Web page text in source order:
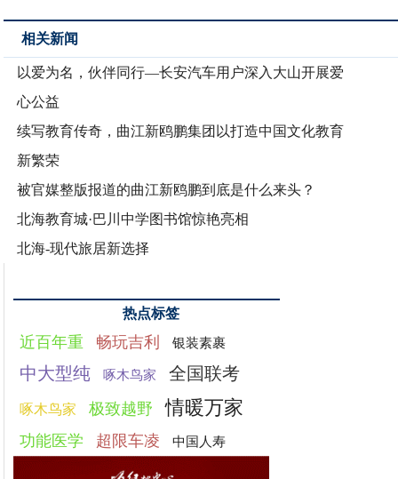
相关新闻
以爱为名，伙伴同行—长安汽车用户深入大山开展爱
心公益
续写教育传奇，曲江新鸥鹏集团以打造中国文化教育
新繁荣
被官媒整版报道的曲江新鸥鹏到底是什么来头？
北海教育城·巴川中学图书馆惊艳亮相
北海-现代旅居新选择
热点标签
近百年重 畅玩吉利 银装素裹
中大型纯 啄木鸟家 全国联考
啄木鸟家 极致越野 情暖万家
功能医学 超限车凌 中国人寿